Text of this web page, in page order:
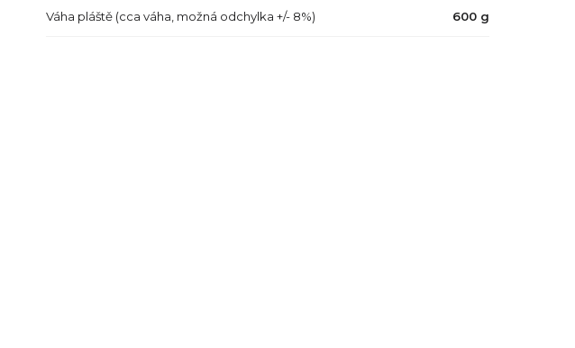
Váha pláště (cca váha, možná odchylka +/- 8%) 600 g